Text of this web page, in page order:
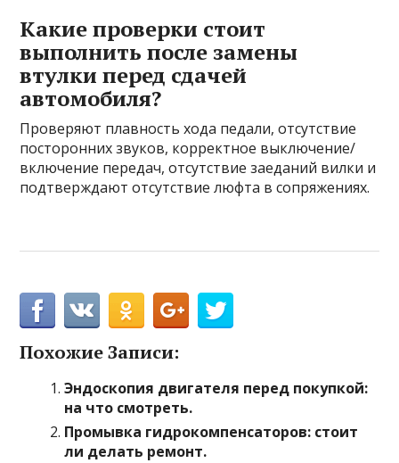
Какие проверки стоит
выполнить после замены
втулки перед сдачей
автомобиля?
Проверяют плавность хода педали, отсутствие
посторонних звуков, корректное выключение/
включение передач, отсутствие заеданий вилки и
подтверждают отсутствие люфта в сопряжениях.
Похожие Записи:
Эндоскопия двигателя перед покупкой:
на что смотреть.
Промывка гидрокомпенсаторов: стоит
ли делать ремонт.